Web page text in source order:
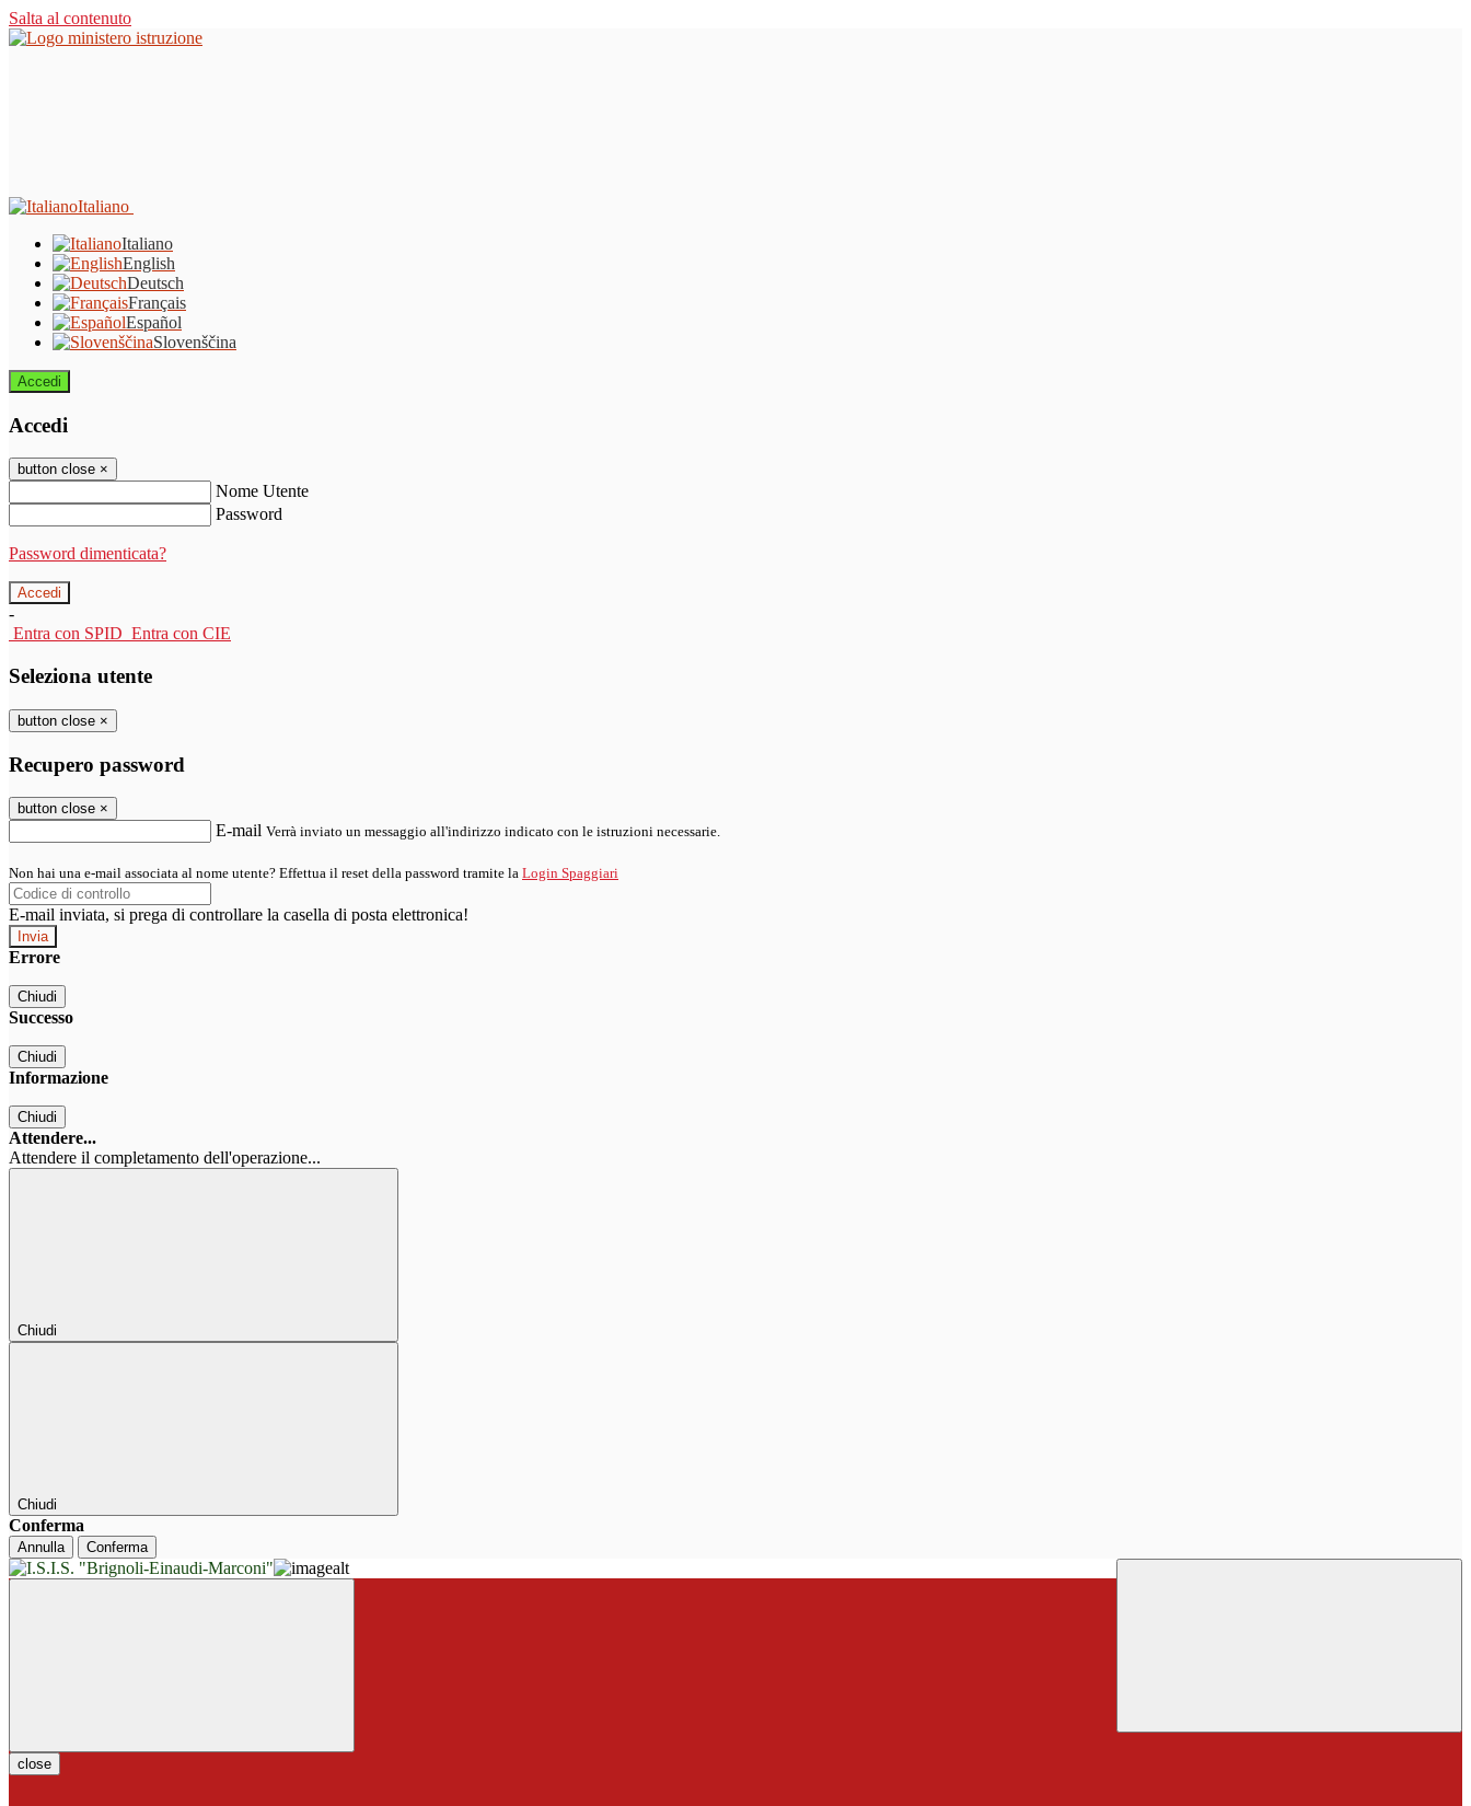
Salta al contenuto
Italiano
Italiano
English
Deutsch
Français
Español
Slovenščina
Accedi
Accedi
button close ×
Nome Utente
Password
Password dimenticata?
-
Entra con SPID Entra con CIE
Seleziona utente
button close ×
Recupero password
button close ×
E-mail Verrà inviato un messaggio all'indirizzo indicato con le istruzioni necessarie.
Non hai una e-mail associata al nome utente? Effettua il reset della password tramite la Login Spaggiari
E-mail inviata, si prega di controllare la casella di posta elettronica!
Errore
Chiudi
Successo
Chiudi
Informazione
Chiudi
Attendere...
Attendere il completamento dell'operazione...
Chiudi
Chiudi
Conferma
Annulla Conferma
close